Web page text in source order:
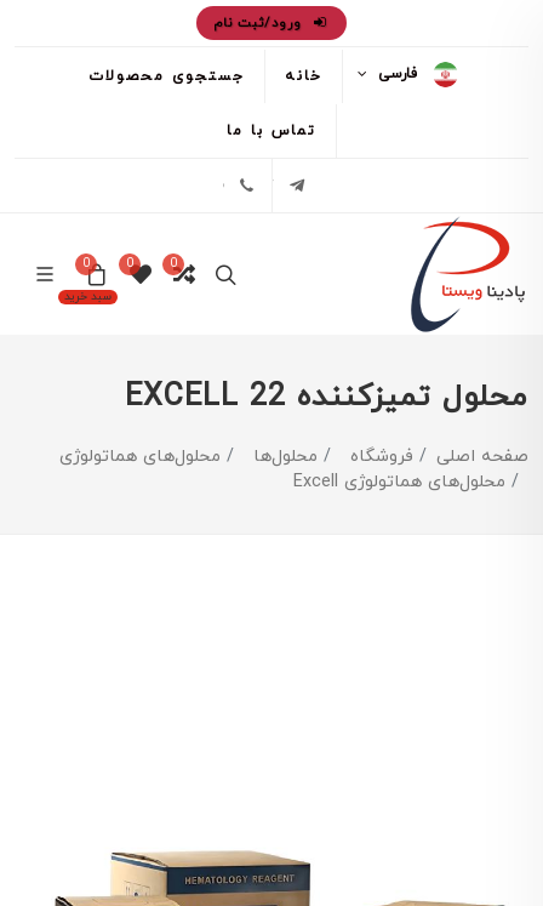
ورود/ثبت نام
فارسی خانه جستجوی محصولات
تماس با ما
تلگرام
0
0
سبد خرید
0
محلول تمیزکننده EXCELL 22
صفحه اصلی فروشگاه محلول‌ها
محلول‌های هماتولوژی
محلول‌های هماتولوژی Excell